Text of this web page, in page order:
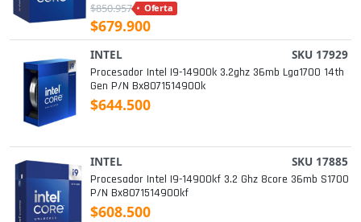
$850.957 Oferta
$679.900
INTEL SKU 17929
Procesador Intel I9-14900k 3.2ghz 36mb Lga1700 14th
Gen P/n Bx8071514900k
$644.500
INTEL SKU 17885
Procesador Intel I9-14900kf 3.2 Ghz 8core 36mb S1700
P/n Bx8071514900kf
$608.500